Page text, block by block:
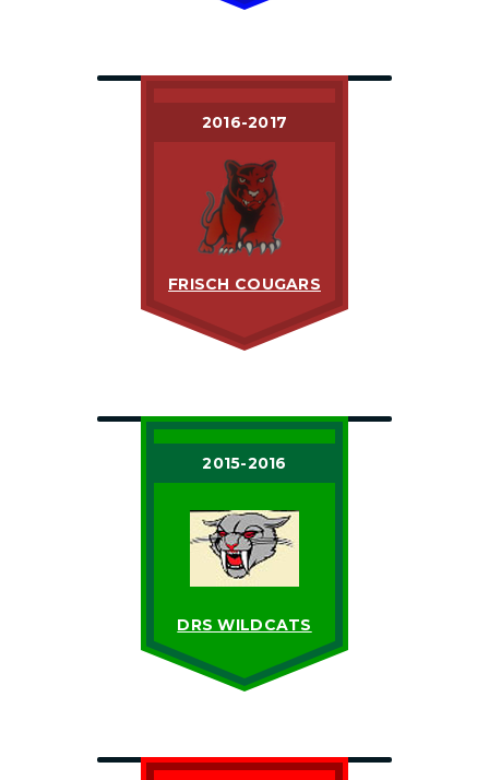
2016-2017
FRISCH COUGARS
2015-2016
DRS WILDCATS